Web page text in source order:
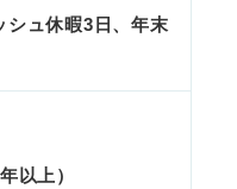
シュ休暇3日、年末
以上）